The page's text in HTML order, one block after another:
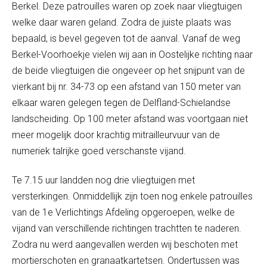
Berkel. Deze patrouilles waren op zoek naar vliegtuigen
welke daar waren geland. Zodra de juiste plaats was
bepaald, is bevel gegeven tot de aanval. Vanaf de weg
Berkel-Voorhoekje vielen wij aan in Oostelijke richting naar
de beide vliegtuigen die ongeveer op het snijpunt van de
vierkant bij nr. 34-73 op een afstand van 150 meter van
elkaar waren gelegen tegen de Delfland-Schielandse
landscheiding. Op 100 meter afstand was voortgaan niet
meer mogelijk door krachtig mitrailleurvuur van de
numeriek talrijke goed verschanste vijand.
Te 7.15 uur landden nog drie vliegtuigen met
versterkingen. Onmiddellijk zijn toen nog enkele patrouilles
van de 1 e Verlichtings Afdeling opgeroepen, welke de
vijand van verschillende richtingen trachtten te naderen.
Zodra nu werd aangevallen werden wij beschoten met
mortierschoten en granaatkartetsen. Ondertussen was